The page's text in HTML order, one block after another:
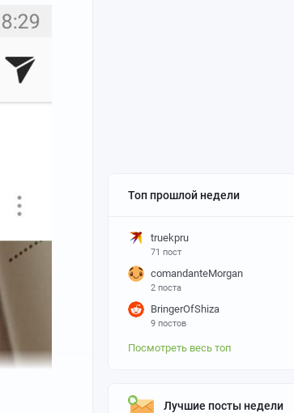
Топ прошлой недели
truekpru
71 пост
comandanteMorgan
2 поста
BringerOfShiza
9 постов
Посмотреть весь топ
Лучшие посты недели